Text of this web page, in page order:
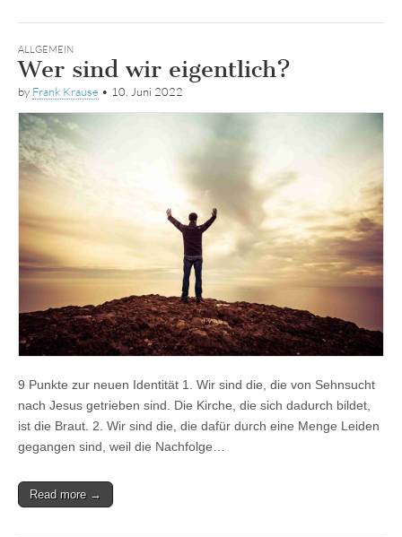
ALLGEMEIN
Wer sind wir eigentlich?
by Frank Krause • 10. Juni 2022
9 Punkte zur neuen Identität 1. Wir sind die, die von Sehnsucht
nach Jesus getrieben sind. Die Kirche, die sich dadurch bildet,
ist die Braut. 2. Wir sind die, die dafür durch eine Menge Leiden
gegangen sind, weil die Nachfolge…
Read more →